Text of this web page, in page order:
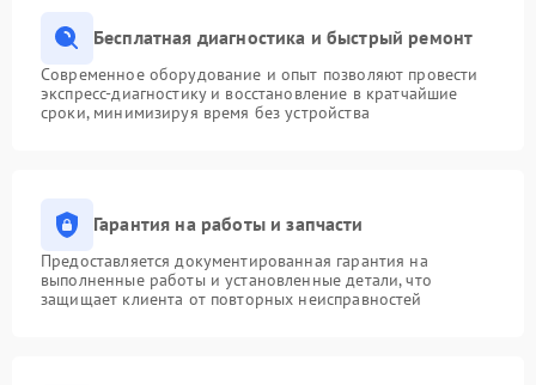
Бесплатная диагностика и быстрый ремонт
Современное оборудование и опыт позволяют провести
экспресс-диагностику и восстановление в кратчайшие
сроки, минимизируя время без устройства
Гарантия на работы и запчасти
Предоставляется документированная гарантия на
выполненные работы и установленные детали, что
защищает клиента от повторных неисправностей